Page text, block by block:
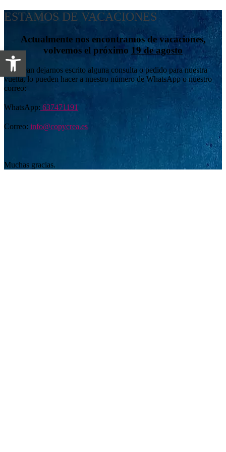
ESTAMOS DE VACACIONES
Actualmente nos encontramos de vacaciones,
volvemos el próximo 19 de agosto
Si desean dejarnos escrito alguna consulta o pedido para nuestra
vuelta, lo pueden hacer a nuestro número de WhatsApp o nuestro
correo:
WhatsApp: 637471191
Correo: info@copycrea.es
Muchas gracias.
Abrir barra de herramientas